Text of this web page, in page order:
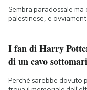
Sembra paradossale
palestinese, e
I fan di Harry
di un cavo
Perché sarebbe dovuto